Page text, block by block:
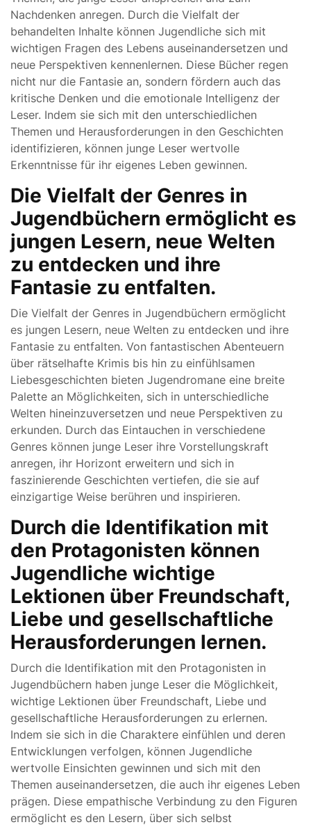
Nachdenken anregen. Durch die Vielfalt der
behandelten Inhalte können Jugendliche sich mit
wichtigen Fragen des Lebens auseinandersetzen und
neue Perspektiven kennenlernen. Diese Bücher regen
nicht nur die Fantasie an, sondern fördern auch das
kritische Denken und die emotionale Intelligenz der
Leser. Indem sie sich mit den unterschiedlichen
Themen und Herausforderungen in den Geschichten
identifizieren, können junge Leser wertvolle
Erkenntnisse für ihr eigenes Leben gewinnen.
Die Vielfalt der Genres in
Jugendbüchern ermöglicht es
jungen Lesern, neue Welten
zu entdecken und ihre
Fantasie zu entfalten.
Die Vielfalt der Genres in Jugendbüchern ermöglicht
es jungen Lesern, neue Welten zu entdecken und ihre
Fantasie zu entfalten. Von fantastischen Abenteuern
über rätselhafte Krimis bis hin zu einfühlsamen
Liebesgeschichten bieten Jugendromane eine breite
Palette an Möglichkeiten, sich in unterschiedliche
Welten hineinzuversetzen und neue Perspektiven zu
erkunden. Durch das Eintauchen in verschiedene
Genres können junge Leser ihre Vorstellungskraft
anregen, ihr Horizont erweitern und sich in
faszinierende Geschichten vertiefen, die sie auf
einzigartige Weise berühren und inspirieren.
Durch die Identifikation mit
den Protagonisten können
Jugendliche wichtige
Lektionen über Freundschaft,
Liebe und gesellschaftliche
Herausforderungen lernen.
Durch die Identifikation mit den Protagonisten in
Jugendbüchern haben junge Leser die Möglichkeit,
wichtige Lektionen über Freundschaft, Liebe und
gesellschaftliche Herausforderungen zu erlernen.
Indem sie sich in die Charaktere einfühlen und deren
Entwicklungen verfolgen, können Jugendliche
wertvolle Einsichten gewinnen und sich mit den
Themen auseinandersetzen, die auch ihr eigenes Leben
prägen. Diese empathische Verbindung zu den Figuren
ermöglicht es den Lesern, über sich selbst